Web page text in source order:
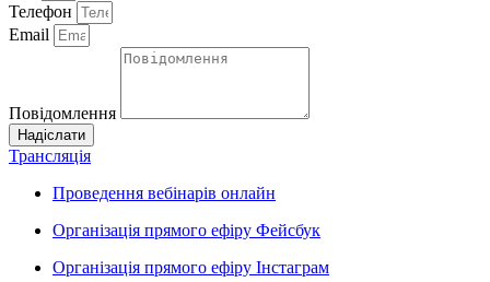
Телефон
Email
Повідомлення
Надіслати
Трансляція
Проведення вебінарів онлайн
Організація прямого ефіру Фейсбук
Організація прямого ефіру Інстаграм